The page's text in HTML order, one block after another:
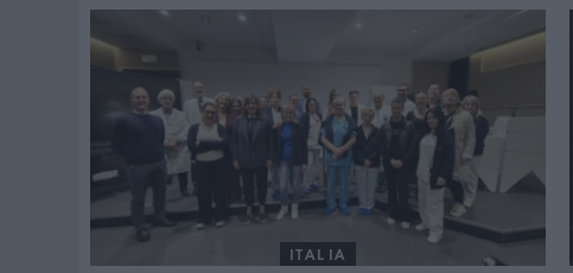
ITALIA